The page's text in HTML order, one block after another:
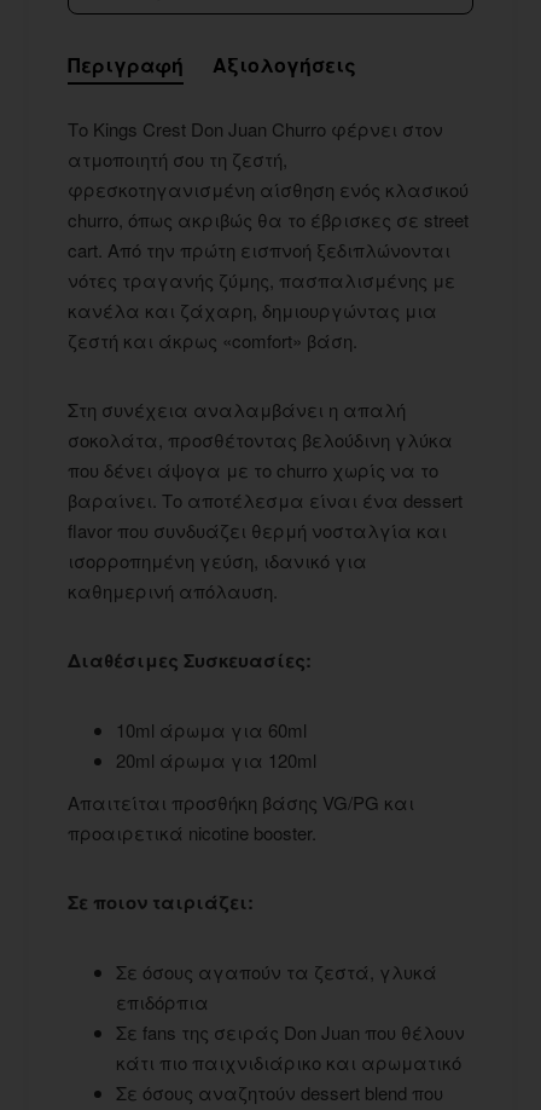
Περιγραφή Αξιολογήσεις
Το Kings Crest Don Juan Churro φέρνει στον
ατμοποιητή σου τη ζεστή,
φρεσκοτηγανισμένη αίσθηση ενός κλασικού
churro, όπως ακριβώς θα το έβρισκες σε street
cart. Από την πρώτη εισπνοή ξεδιπλώνονται
νότες τραγανής ζύμης, πασπαλισμένης με
κανέλα και ζάχαρη, δημιουργώντας μια
ζεστή και άκρως «comfort» βάση.
Στη συνέχεια αναλαμβάνει η απαλή
σοκολάτα, προσθέτοντας βελούδινη γλύκα
που δένει άψογα με το churro χωρίς να το
βαραίνει. Το αποτέλεσμα είναι ένα dessert
flavor που συνδυάζει θερμή νοσταλγία και
ισορροπημένη γεύση, ιδανικό για
καθημερινή απόλαυση.
Διαθέσιμες Συσκευασίες:
10ml άρωμα για 60ml
20ml άρωμα για 120ml
Απαιτείται προσθήκη βάσης VG/PG και
προαιρετικά nicotine booster.
Σε ποιον ταιριάζει:
Σε όσους αγαπούν τα ζεστά, γλυκά
επιδόρπια
Σε fans της σειράς Don Juan που θέλουν
κάτι πιο παιχνιδιάρικο και αρωματικό
Σε όσους αναζητούν dessert blend που